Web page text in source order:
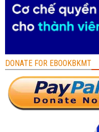
DONATE FOR EBOOKBKMT